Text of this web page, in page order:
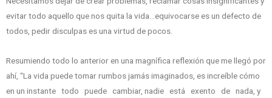
evitar todo aquello que nos quita la vida…equivocarse es un defecto de
todos, pedir disculpas es una virtud de pocos.
Resumiendo todo lo anterior en una magnífica reflexión que me llegó por
ahí, “La vida puede tomar rumbos jamás imaginados, es increíble cómo
en un instante todo puede cambiar, nadie está exento de nada, y